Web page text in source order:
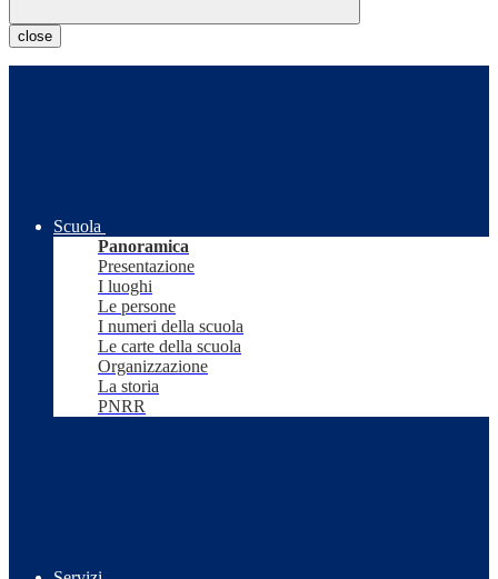
close
Scuola
Panoramica
Presentazione
I luoghi
Le persone
I numeri della scuola
Le carte della scuola
Organizzazione
La storia
PNRR